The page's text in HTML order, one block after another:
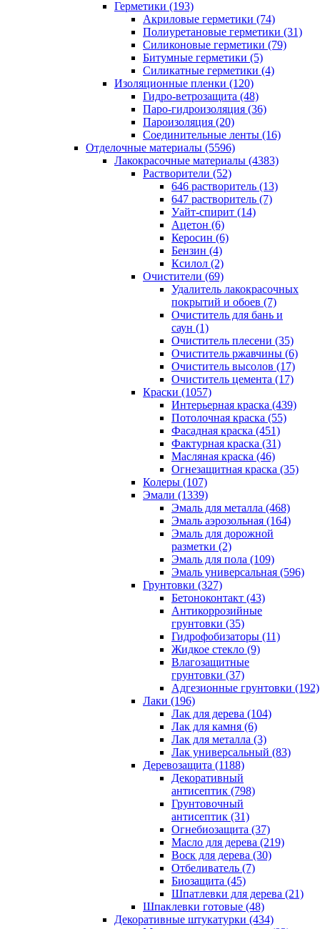
Герметики (193)
Акриловые герметики (74)
Полиуретановые герметики (31)
Силиконовые герметики (79)
Битумные герметики (5)
Силикатные герметики (4)
Изоляционные пленки (120)
Гидро-ветрозащита (48)
Паро-гидроизоляция (36)
Пароизоляция (20)
Соединительные ленты (16)
Отделочные материалы (5596)
Лакокрасочные материалы (4383)
Растворители (52)
646 растворитель (13)
647 растворитель (7)
Уайт-спирит (14)
Ацетон (6)
Керосин (6)
Бензин (4)
Ксилол (2)
Очистители (69)
Удалитель лакокрасочных
покрытий и обоев (7)
Очиститель для бань и
саун (1)
Очиститель плесени (35)
Очиститель ржавчины (6)
Очиститель высолов (17)
Очиститель цемента (17)
Краски (1057)
Интерьерная краска (439)
Потолочная краска (55)
Фасадная краска (451)
Фактурная краска (31)
Масляная краска (46)
Огнезащитная краска (35)
Колеры (107)
Эмали (1339)
Эмаль для металла (468)
Эмаль аэрозольная (164)
Эмаль для дорожной
разметки (2)
Эмаль для пола (109)
Эмаль универсальная (596)
Грунтовки (327)
Бетоноконтакт (43)
Антикоррозийные
грунтовки (35)
Гидрофобизаторы (11)
Жидкое стекло (9)
Влагозащитные
грунтовки (37)
Адгезионные грунтовки (192)
Лаки (196)
Лак для дерева (104)
Лак для камня (6)
Лак для металла (3)
Лак универсальный (83)
Деревозащита (1188)
Декоративный
антисептик (798)
Грунтовочный
антисептик (31)
Огнебиозащита (37)
Масло для дерева (219)
Воск для дерева (30)
Отбеливатель (7)
Биозащита (45)
Шпатлевки для дерева (21)
Шпаклевки готовые (48)
Декоративные штукатурки (434)